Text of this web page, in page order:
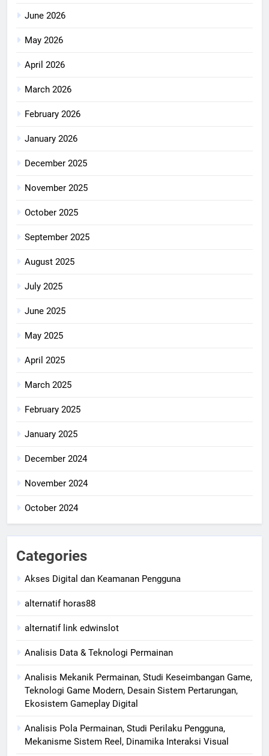
June 2026
May 2026
April 2026
March 2026
February 2026
January 2026
December 2025
November 2025
October 2025
September 2025
August 2025
July 2025
June 2025
May 2025
April 2025
March 2025
February 2025
January 2025
December 2024
November 2024
October 2024
Categories
Akses Digital dan Keamanan Pengguna
alternatif horas88
alternatif link edwinslot
Analisis Data & Teknologi Permainan
Analisis Mekanik Permainan, Studi Keseimbangan Game,
Teknologi Game Modern, Desain Sistem Pertarungan,
Ekosistem Gameplay Digital
Analisis Pola Permainan, Studi Perilaku Pengguna,
Mekanisme Sistem Reel, Dinamika Interaksi Visual